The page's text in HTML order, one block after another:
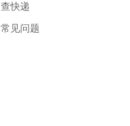
查快递
常见问题